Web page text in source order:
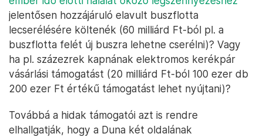
jelentősen hozzájáruló elavult buszflotta
lecserélésére költenék (60 milliárd Ft-ból pl. a
buszflotta felét új buszra lehetne cserélni)? Vagy
ha pl. százezrek kapnának elektromos kerékpár
vásárlási támogatást (20 milliárd Ft-ból 100 ezer db
200 ezer Ft értékű támogatást lehet nyújtani)?
Továbbá a hidak támogatói azt is rendre
elhallgatják, hogy a Duna két oldalának